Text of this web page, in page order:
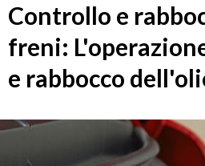
Controllo e
freni:
e rabbocco